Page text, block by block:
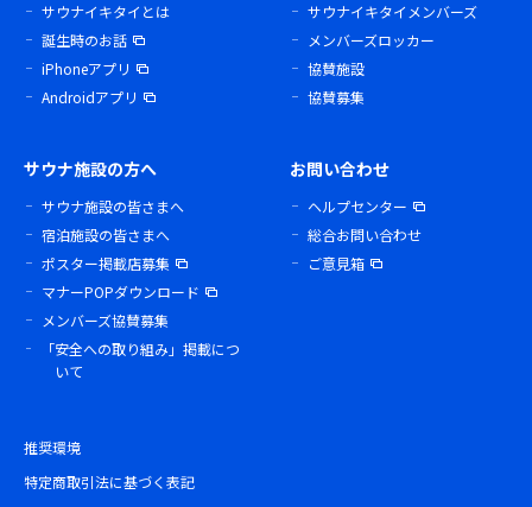
サウナイキタイとは
誕生時のお話
iPhoneアプリ
Androidアプリ
サウナイキタイメンバーズ
メンバーズロッカー
協賛施設
協賛募集
サウナ施設の方へ
サウナ施設の皆さまへ
宿泊施設の皆さまへ
ポスター掲載店募集
マナーPOPダウンロード
メンバーズ協賛募集
「安全への取り組み」掲載につ
いて
お問い合わせ
ヘルプセンター
総合お問い合わせ
ご意見箱
推奨環境
特定商取引法に基づく表記